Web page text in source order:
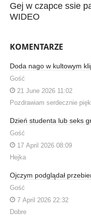
Gej w czapce ssie
WIDEO
KOMENTARZE
Doda nago w kultowym
Gość
21 June 2026 11:02
Pozdrawiam serdecznie
Dzień studenta lub seks
Gość
17 April 2026 08:09
Hejka
Ojczym podglądał
Gość
7 April 2026 22:32
Dobre